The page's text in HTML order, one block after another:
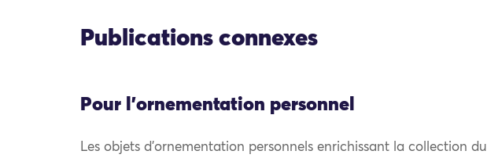
Publications connexes
Pour l'ornementation personnel
Les objets d’ornementation personnels enrichissant la collection du